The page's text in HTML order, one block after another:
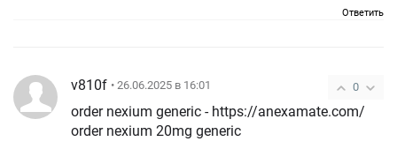
Ответить
0
v810f • 26.06.2025 в 16:01
order nexium generic - https://anexamate.com/
order nexium 20mg generic